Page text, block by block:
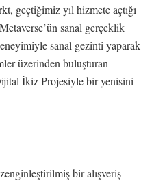
geçtiğimiz yıl hizmete açtığı
sanal gerçeklik
sanal gezinti yaparak
üzerinden buluşturan
İkiz Projesiyle bir yenisini
bir alışveriş